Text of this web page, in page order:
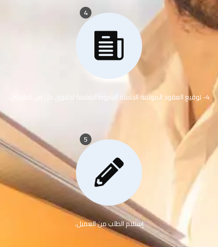
4
4- توقيع العقود الموثقة الحاملة الشروط الضامنة لحقوق كل من الطرفين.
5
إستلام الطلب من العميل.